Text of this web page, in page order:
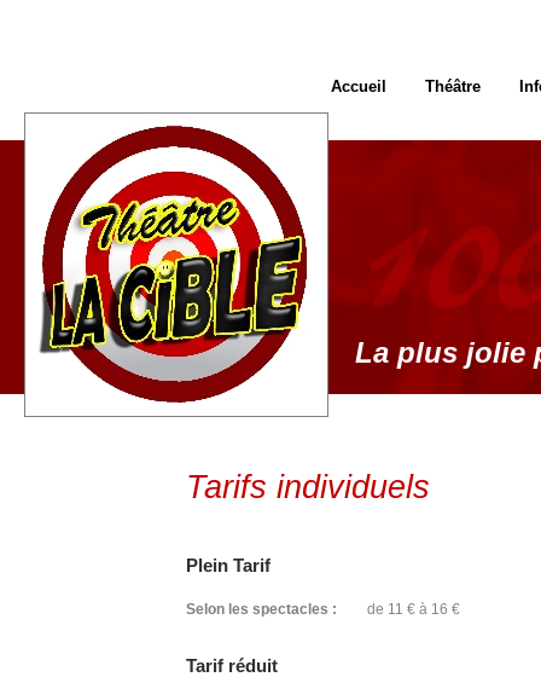
Tarifs individuels
Plein Tarif
Selon les spectacles : de 11 € à 16 €
Tarif réduit
La plus jolie
Accueil Théâtre